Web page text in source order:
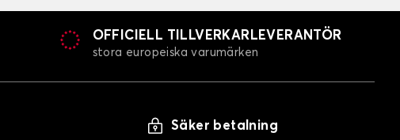
OFFICIELL TILLVERKARLEVERANTÖR
stora europeiska varumärken
Säker betalning